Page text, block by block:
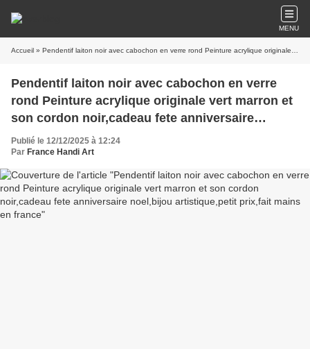
MENU
Accueil » Pendentif laiton noir avec cabochon en verre rond Peinture acrylique originale vert marron et son cordon noir,cadeau fete anniversaire noel,bijou artistique,petit prix,fait mains en france
Pendentif laiton noir avec cabochon en verre
rond Peinture acrylique originale vert marron et
son cordon noir,cadeau fete anniversaire
noel,bijou artistique,petit prix,fait mains en
france
Publié le 12/12/2025 à 12:24
Par France Handi Art